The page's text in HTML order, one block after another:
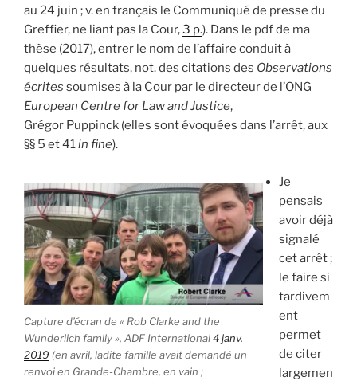
au 24 juin ; v. en français le Communiqué de presse du
Greffier, ne liant pas la Cour,3 p.). Dans le pdf de ma
thèse (2017), entrer le nom de l’affaire conduit à
quelques résultats, not. des citations des Observations
écrites soumises à la Cour par le directeur de l’ONG
European Centre for Law and Justice,
Grégor Puppinck (elles sont évoquées dans l’arrêt, aux
§§ 5 et 41in fine).
Capture d’écran de « Rob Clarke and the
Wunderlich family », ADF International4 janv.
2019 (en avril, ladite famille avait demandé un
renvoi en Grande-Chambre, en vain ;
Je
pensais
avoir déjà
signalé
cet arrêt ;
le faire si
tardivem
ent
permet
de citer
largemen